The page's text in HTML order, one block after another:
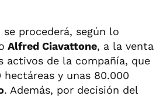
procederá, según lo
Alfred Ciavattone, a la venta
activos de la compañía, que
y unas 80.000
. Además, por decisión del